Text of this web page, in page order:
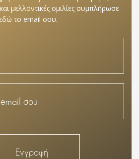
μελλοντικές ομιλίες συμπλήρωσε
το email σου.